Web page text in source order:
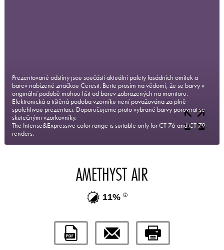
Prezentované odstíny jsou součástí aktuální palety fasádních omítek a
barev nabízené značkou Ceresit. Berte prosím na vědomí, že se barvy v
originální podobě mohou lišit od barev zobrazených na monitoru.
Elektronická a tištěná podoba vzorníku není považována za plně
spolehlivou prezentaci. Doporučujeme proto vybrané barvy porovnat se
skutečnými vzorkovníky.
The Intense&Expressive color range is suitable only for CT 76 and CT 79
renders.
AMETHYST AIR
11%